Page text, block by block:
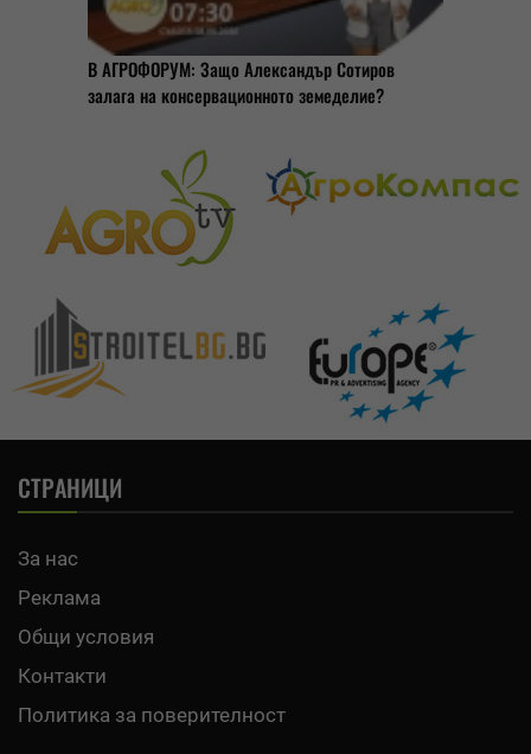
В АГРОФОРУМ: Защо Александър Сотиров
залага на консервационното земеделие?
СТРАНИЦИ
За нас
Реклама
Общи условия
Контакти
Политика за поверителност